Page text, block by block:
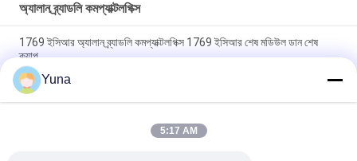
অ্যালান ব্র্যাডলি কমপ্যাক্টলগিক্স
1769 ইসিআর অ্যালান ব্র্যাডলি কমপ্যাক্টলগিক্স 1769 ইসিআর শেষ মডিউল ডান শেষ
ক্যাপ
অ্যালেন ব্র্যাডলি ১৭৫৬ ওএ১৬আই কন্ট্রোললগিক্স, ৭৪-২৬৫ ভোল্ট আইসোলেটেড অ্যানালগ
আউটপুট মডিউল এসি-১৬-চ
1756 CN2R অ্যালেন ব্র্যাডলি কমপ্যাক্টলগিক্স কন্ট্রোললগিক্স ব্রিজ মডিউল সর্বোচ্চ 99 টি
Yuna
5:17 AM